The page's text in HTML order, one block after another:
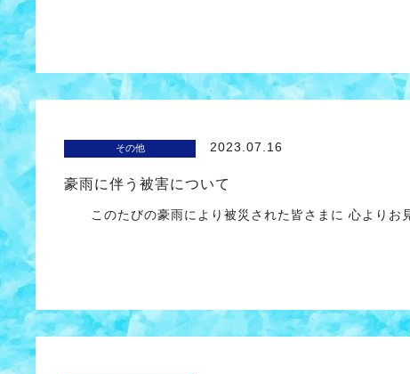
その他 2023.07.16
豪雨に伴う被害について
このたびの豪雨により被災された皆さまに 心よりお